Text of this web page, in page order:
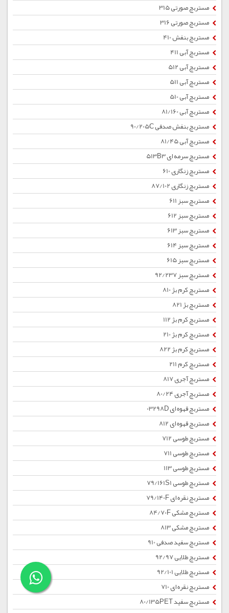
مستربچ صورتی 315
مستربچ صورتی 316
مستربچ بنفش 410
مستربچ آبی 411
مستربچ آبی 512
مستربچ آبی 511
مستربچ آبی 510
مستربچ آبی 81/160
مستربچ بنفش صدفی 90/205C
مستربچ آبی 81/45
مستربچ سرمه ای 513B3
مستربچ زنگاری 610
مستربچ زنگاری 87/102
مستربچ سبز 611
مستربچ سبز 612
مستربچ سبز 613
مستربچ سبز 614
مستربچ سبز 615
مستربچ سبز 92/237
مستربچ کرم بژ 810
مستربچ بژ 821
مستربچ کرم بژ 112
مستربچ کرم بژ 210
مستربچ کرم بژ 822
مستربچ کرم 211
مستربچ آجری 817
مستربچ آجری 80/24
مستربچ قهوه ای 03298D
مستربچ قهوه ای 812
مستربچ طوسی 712
مستربچ طوسی 711
مستربچ طوسی 113
مستربچ طوسی 79/161S1
مستربچ نقره ای 79/140F
مستربچ مشکی 84/70F
مستربچ مشکی 813
مستربچ سفید صدفی 910
مستربچ طلایی 92/97
مستربچ طلایی 92/101
مستربچ نقره ای 710
مستربچ سفید 80/135PET